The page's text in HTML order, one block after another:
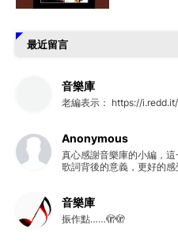
最近留言
音樂庫
老編表示： https://
Anonymous
真心感謝音樂庫的小編，
歌詞背後的意義，更好的
音樂庫
振作點……🫣🫣